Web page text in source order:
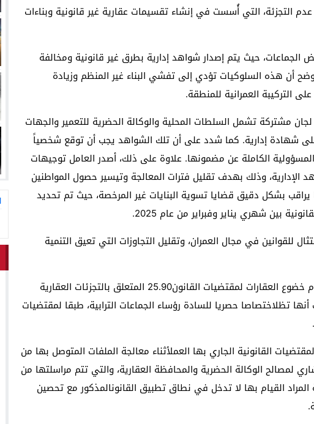
التجزئة، التي أُسست في إنشاء تقسيمات عقارية غير قانونية وبناءات
الجماعات، حيث يتم إصدار شواهد إدارية بطرق غير قانونية ومخالفة
أن هذه السلوكيات تؤدي إلى تفشي البناء غير المنظم وزيادة
التركيبة العمرانية للمنطقة.
مشتركة تشمل السلطات المحلية والوكالة الحضرية للتعمير والجهات
شهادة إدارية. كما شدد على أن تلك الشواهد يجب أن توقع شخصياً
الكاملة عن مضمونها. علاوة على ذلك، أصدر العامل توجيهات
الإدارية، وذلك بهدف تقليل فترات المعالجة وتيسير حصول المواطنين
بشكل دقيق قضايا تسوية البنايات غير المرخصة، حيث تم تحديد
بين شهري يناير وفبراير من عام 2025.
للقوانين في مجال العمران، وتقليل التجاوزات التي تعيق التنمية
أما فيما يخص الشواهد الإدارية المتعلقة بعدم خضوع العقارات لمقتضيات القانون25.90 المتعلق بالتجزئات العقارية
تظلاختصاصا حصريا للسادة رؤساء الجماعات الترابية، طبقا لمقتضيات
القانونية الجاري بها العملأثناء معالجة الملفات المتوصل بها من
لمصالح الوكالة الحضرية والمحافظة العقارية، والتي تتم مراسلتها من
القيام بها لا تدخل في نطاق تطبيق القانونالمذكور مع تحصين